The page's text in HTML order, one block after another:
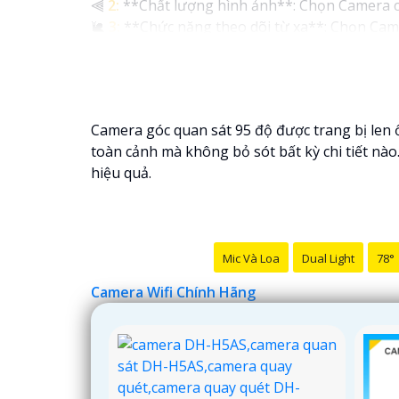
⫷ 2: **Chất lượng hình ảnh**: Chọn Camera
🐌
**Chức năng theo dõi từ xa**: Chọn
**Chức năng cảnh báo thông minh**: Lựa
6:**Chọn giải pháp phù hợp với gia đình và
Nếu bạn cần thêm thông tin hoặc tư vấn cụ
Camera góc quan sát 95 độ được trang bị
toàn cảnh mà không bỏ sót bất kỳ chi tiết
hiệu quả.
Mic Và Loa Dual Light 78°
Camera Wifi Chính Hãng